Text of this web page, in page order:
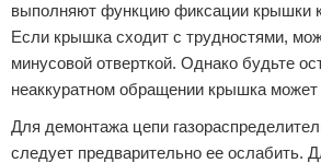
выполняют функцию фиксации крышки
Если крышка сходит с трудностями,
минусовой отверткой. Однако будьте
неаккуратном обращении крышка может
Для демонтажа цепи
следует предварительно ее ослабить.